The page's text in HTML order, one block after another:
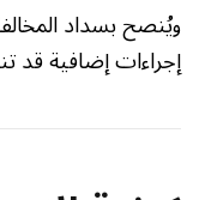
ويُنصح بسداد
إجراءات إضافية قد